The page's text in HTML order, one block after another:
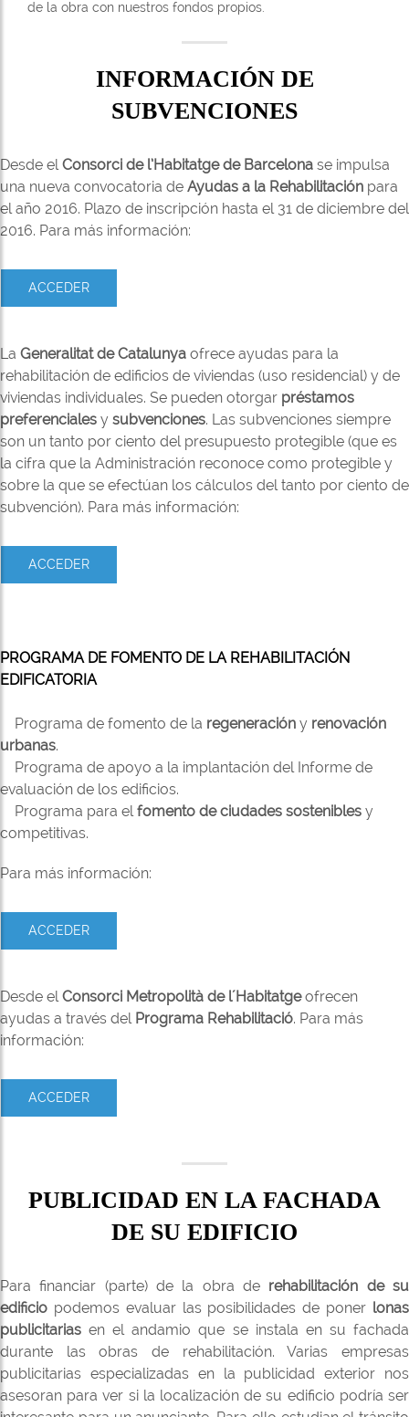
de la obra con nuestros fondos propios.
INFORMACIÓN DE
SUBVENCIONES
Desde elConsorci de l’Habitatge de Barcelona se impulsa
una nueva convocatoria de Ayudas a la Rehabilitación para
el año 2016. Plazo de inscripción hasta el 31 de diciembre del
2016. Para más información:
ACCEDER
La Generalitat de Catalunya ofrece ayudas para la
rehabilitación de edificios de viviendas (uso residencial) y de
viviendas individuales. Se pueden otorgar préstamos
preferenciales y subvenciones. Las subvenciones siempre
son un tanto por ciento del presupuesto protegible (que es
la cifra que la Administración reconoce como protegible y
sobre la que se efectúan los cálculos del tanto por ciento de
subvención). Para más información:
ACCEDER
PROGRAMA DE FOMENTO DE LA REHABILITACIÓN
EDIFICATORIA
Programa de fomento de la regeneración y renovación
urbanas.
Programa de apoyo a la implantación del Informe de
evaluación de los edificios.
Programa para elfomento de ciudades sostenibles y
competitivas.
Para más información:
ACCEDER
Desde elConsorci Metropolità de l´Habitatgeofrecen
ayudas a través del Programa Rehabilitació. Para más
información:
ACCEDER
PUBLICIDAD EN LA FACHADA
DE SU EDIFICIO
Para financiar (parte) de la obra de rehabilitación de su
edificio podemos evaluar las posibilidades de poner lonas
publicitarias en el andamio que se instala en su fachada
durante las obras de rehabilitación. Varias empresas
publicitarias especializadas en la publicidad exterior nos
asesoran para ver si la localización de su edificio podría ser